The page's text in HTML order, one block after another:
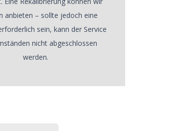
anbieten – sollte jedoch eine
sein, kann der Service
nicht abgeschlossen
werden.